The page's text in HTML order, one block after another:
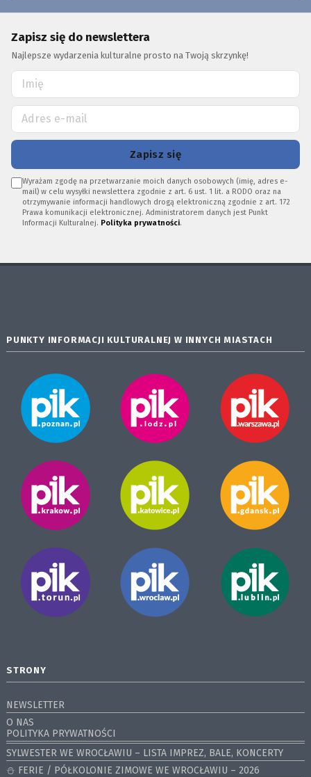
Zapisz się do newslettera
Najlepsze wydarzenia kulturalne prosto na Twoją skrzynkę!
Zapisz się
Wyrażam zgodę na przetwarzanie moich danych osobowych (imię, adres e-
mail) w celu wysyłki newslettera zgodnie z art. 6 ust. 1 lit. a RODO oraz na
otrzymywanie informacji handlowych drogą elektroniczną zgodnie z art. 172
Prawa komunikacji elektronicznej. Administratorem danych jest Punkt
Informacji Kulturalnej. Polityka prywatności.
PUNKTY INFORMACJI KULTURALNEJ W INNYCH MIASTACH
STRONY
NEWSLETTER
O NAS
POLITYKA PRYWATNOŚCI
SYLWESTER WE WROCŁAWIU – LISTA IMPREZ, BALE, KONCERTY
⛄️ FERIE / PÓŁKOLONIE ZIMOWE WE WROCŁAWIU – 2026